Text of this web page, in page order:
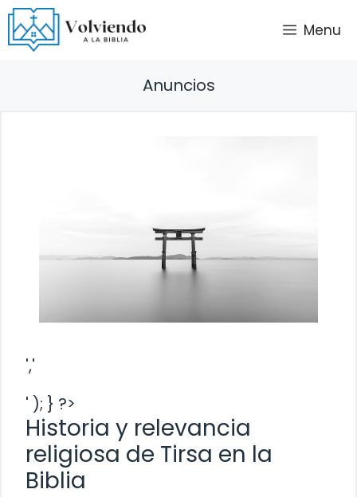
Saltar
al
contenido
Menu
Anuncios
','
' ); } ?>
Historia y relevancia
religiosa de Tirsa en la
Biblia